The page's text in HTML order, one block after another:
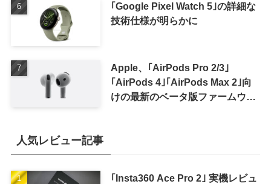
｢Google Pixel Watch 5｣の詳細な
技術仕様が明らかに
Apple、｢AirPods Pro 2/3｣
｢AirPods 4｣｢AirPods Max 2｣向
けの最新のベータ版ファームウェ
人気レビュー記事
｢Insta360 Ace Pro 2｣ 実機レビュ